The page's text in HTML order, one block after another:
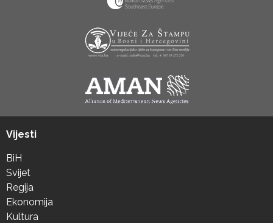
Vijesti
BiH
Svijet
Regija
Ekonomija
Kultura